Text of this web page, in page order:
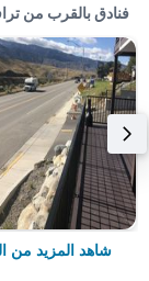
فنادق بالقرب من
شاهد المزيد من